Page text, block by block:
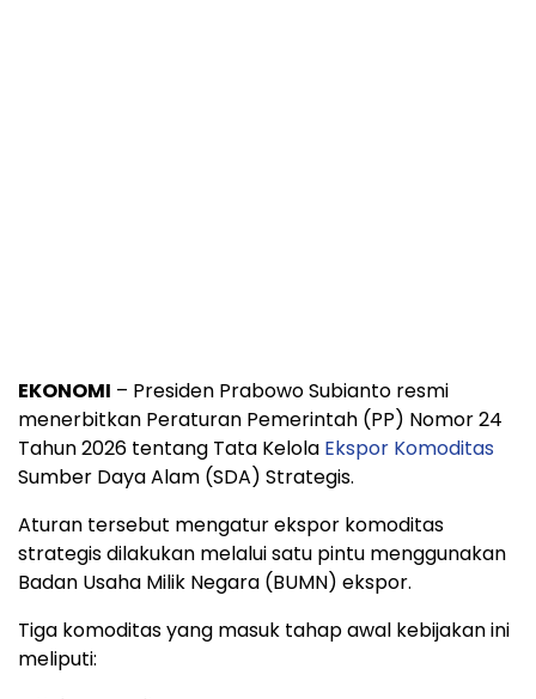
EKONOMI – Presiden Prabowo Subianto resmi
menerbitkan Peraturan Pemerintah (PP) Nomor 24
Tahun 2026 tentang Tata Kelola Ekspor Komoditas
Sumber Daya Alam (SDA) Strategis.
Aturan tersebut mengatur ekspor komoditas
strategis dilakukan melalui satu pintu menggunakan
Badan Usaha Milik Negara (BUMN) ekspor.
Tiga komoditas yang masuk tahap awal kebijakan ini
meliputi: